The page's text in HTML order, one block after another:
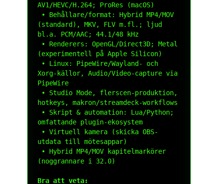
AV1/HEVC/H.264; ProRes (macOS)
(standard), MKV, FLV m.fl.; ljud
bl.a. PCM/AAC; 44.1/48 kHz
(experimentell på Apple Silicon)
Xorg-källor, Audio/Video-capture via
PipeWire
hotkeys, makron/streamdeck-workflows
omfattande plugin-ekosystem
utdata till mötesappar)
(noggrannare i 32.0)
Bra att veta: